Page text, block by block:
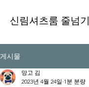
신림셔츠룸 줄넘기
게시물
망고 김
2023년 4월 24일 1분 분량